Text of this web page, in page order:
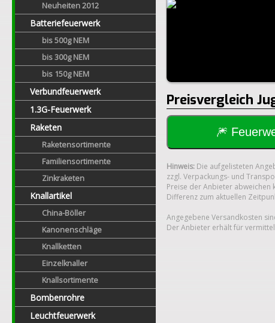
Neuheiten 2012
Batteriefeuerwerk
bis 500g NEM
bis 300g NEM
bis 150g NEM
Verbundfeuerwerk
1.3G-Feuerwerk
Raketen
Raketensortimente
Familiensortimente
Zinkraketen
Knallartikel
China-Böller
Kanonenschläge
Knallketten
Einzelknaller
Knallsortimente
Bombenrohre
Leuchtfeuerwerk
Preisvergleich
🎆
Hinweis: Die aufgelisteten
zzgl. Verpackungs- und
Preise der Anbieter abweichen
Differenz zum aktuellen
Angegebene Versandkosten
Der Anbieter erhält für